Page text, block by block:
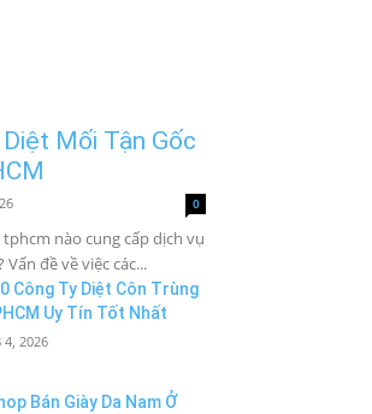
Mối Tận Gốc
0
nào cung cấp dịch vụ
đề về việc các...
Công Ty Diệt Côn Trùng
Uy Tín Tốt Nhất
4, 2026
Bán Giày Da Nam Ở